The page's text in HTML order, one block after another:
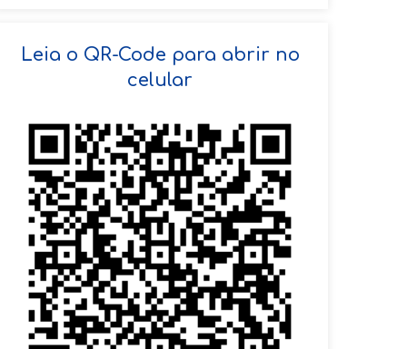
VOLTAR
Leia o QR-Code para abrir no
celular